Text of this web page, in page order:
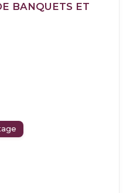
BANQUETS ET